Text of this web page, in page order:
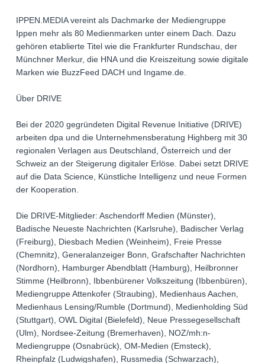
IPPEN.MEDIA vereint als Dachmarke der Mediengruppe
Ippen mehr als 80 Medienmarken unter einem Dach. Dazu
gehören etablierte Titel wie die Frankfurter Rundschau, der
Münchner Merkur, die HNA und die Kreiszeitung sowie digitale
Marken wie BuzzFeed DACH und Ingame.de.
Über DRIVE
Bei der 2020 gegründeten Digital Revenue Initiative (DRIVE)
arbeiten dpa und die Unternehmensberatung Highberg mit 30
regionalen Verlagen aus Deutschland, Österreich und der
Schweiz an der Steigerung digitaler Erlöse. Dabei setzt DRIVE
auf die Data Science, Künstliche Intelligenz und neue Formen
der Kooperation.
Die DRIVE-Mitglieder: Aschendorff Medien (Münster),
Badische Neueste Nachrichten (Karlsruhe), Badischer Verlag
(Freiburg), Diesbach Medien (Weinheim), Freie Presse
(Chemnitz), Generalanzeiger Bonn, Grafschafter Nachrichten
(Nordhorn), Hamburger Abendblatt (Hamburg), Heilbronner
Stimme (Heilbronn), Ibbenbürener Volkszeitung (Ibbenbüren),
Mediengruppe Attenkofer (Straubing), Medienhaus Aachen,
Medienhaus Lensing/Rumble (Dortmund), Medienholding Süd
(Stuttgart), OWL Digital (Bielefeld), Neue Pressegesellschaft
(Ulm), Nordsee-Zeitung (Bremerhaven), NOZ/mh:n-
Mediengruppe (Osnabrück), OM-Medien (Emsteck),
Rheinpfalz (Ludwigshafen), Russmedia (Schwarzach),